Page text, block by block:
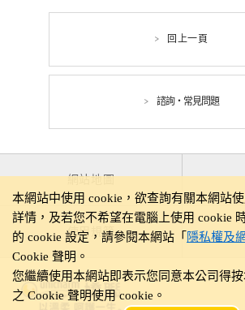
回上一頁
諮詢・常見問題
網站地圖
使用規範
本網站中使用 cookie，欲查詢有關本網站
詳情，及若您不希望在電腦上使用 cookie
的 cookie 設定，請參閱本網站「 隱私權及
Cookie 聲明。
您繼續使用本網站即表示您同意本公司得
之 Cookie 聲明使用 cookie。